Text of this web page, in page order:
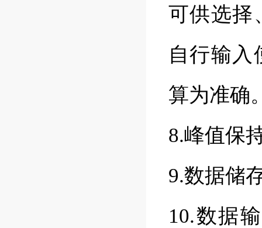
可供选
自行输入
算为准确
8.峰值保
9.数据储
10.数据